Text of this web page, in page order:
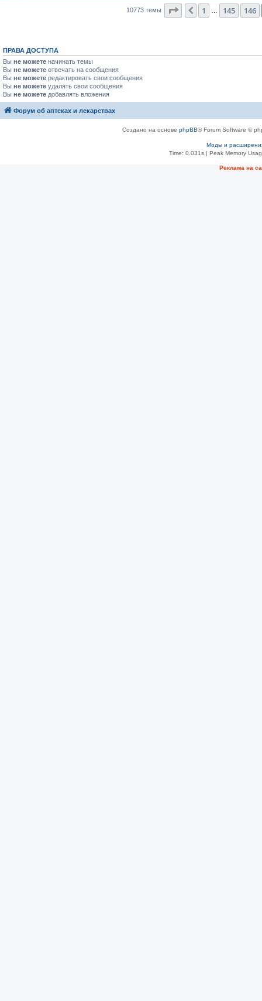
10773 темы Страница 147из 431
Пред.
1 145 146
ПРАВА ДОСТУПА
Вы не можете начинать темы
Вы не можете отвечать на сообщения
Вы не можете редактировать свои сообщения
Вы не можете удалять свои сообщения
Вы не можете добавлять вложения
Форум об аптеках и лекарствах
Создано на основе phpBB® Forum Software ©
Моды и
Time: 0.031s| Peak Memory
Рeклама на